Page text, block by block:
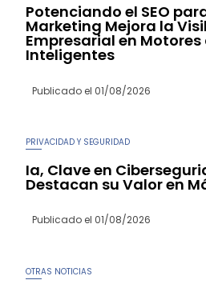
Potenciando el SEO para
Marketing Mejora la
Empresarial en
Inteligentes
Publicado el 01/08/2026
PRIVACIDAD Y SEGURIDAD
Ia, Clave en
Destacan su Valor en
Publicado el 01/08/2026
OTRAS NOTICIAS